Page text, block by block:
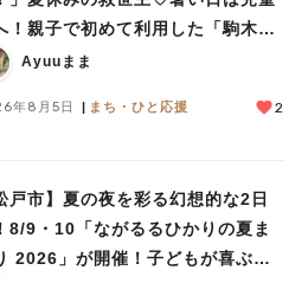
！親子で初めて利用した「駒木台
館」レポート
Ayuuまま
年8月5日 まち・ひと応援 2
戸市】夏の夜を彩る幻想的な2日
8/9・10「ながるるひかりの夏ま
2026」が開催！子どもが喜ぶワ